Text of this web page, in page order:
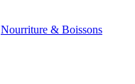
Nourriture & Boissons